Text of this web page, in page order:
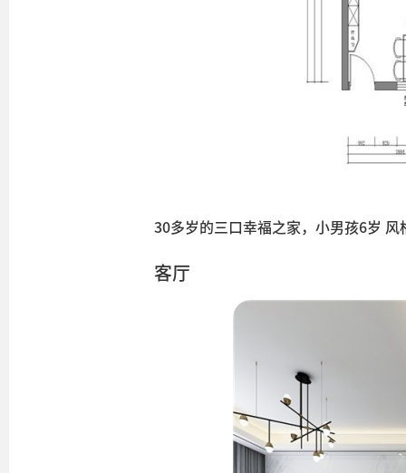
30多岁的三口幸福之家，小男孩6岁
客厅